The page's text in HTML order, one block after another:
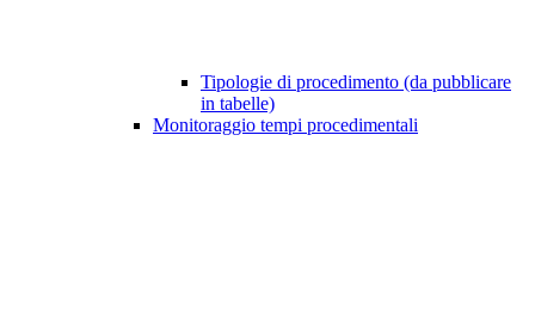
Tipologie di procedimento (da pubblicare
in tabelle)
Monitoraggio tempi procedimentali